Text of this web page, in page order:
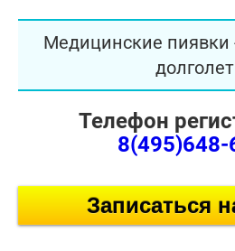
Медицинские пиявки
Телефон
Записаться